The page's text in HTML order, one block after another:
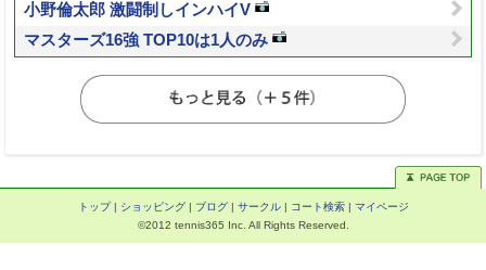
小野倫太郎 激闘制しインハイV
マスターズ16強 TOP10は1人のみ
トップ| ショッピング| ブログ| サークル| コート検索| マイページ
©2012 tennis365 Inc. All Rights Reserved.